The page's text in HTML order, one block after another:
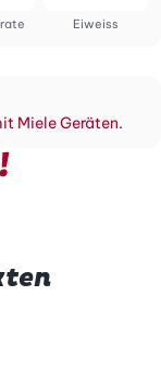
Eiweiss
Miele Geräten.